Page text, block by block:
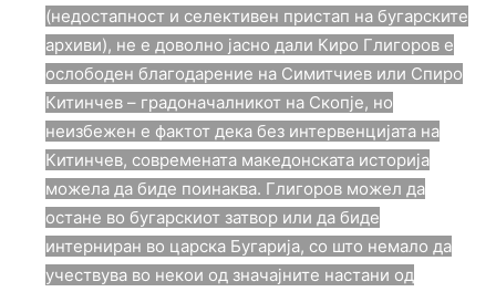
(недостапност и селективен пристап на бугарските
архиви), не е доволно јасно дали Киро Глигоров е
ослободен благодарение на Симитчиев или Спиро
Китинчев – градоначалникот на Скопје, но
неизбежен е фактот дека без интервенцијата на
Китинчев, современата македонската историја
можела да биде поинаква. Глигоров можел да
остане во бугарскиот затвор или да биде
интерниран во царска Бугарија, со што немало да
учествува во некои од значајните настани од